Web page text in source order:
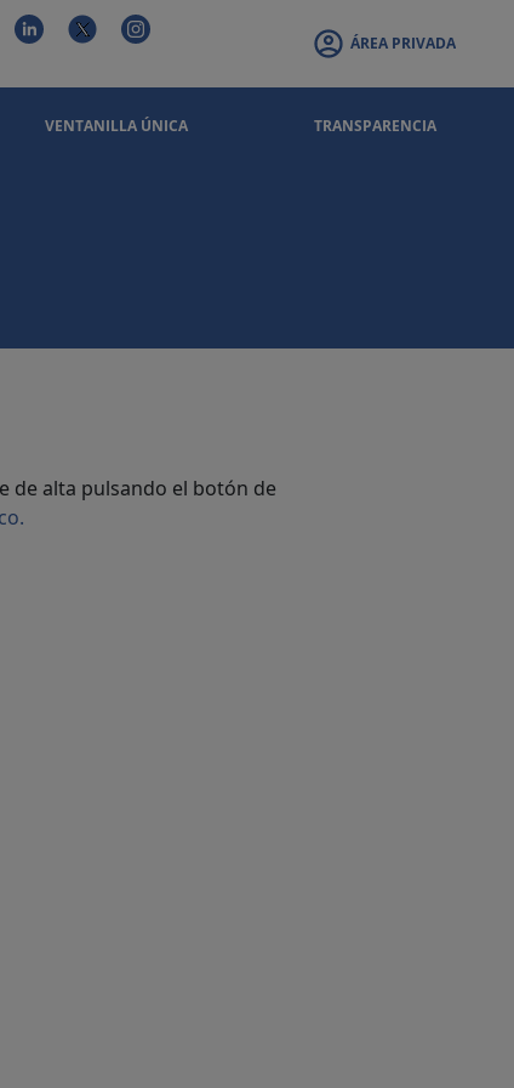
ÁREA PRIVADA
VENTANILLA ÚNICA TRANSPARENCIA
de alta pulsando el botón de